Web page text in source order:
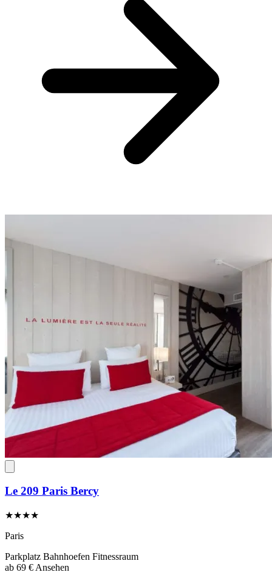
Le 209 Paris Bercy
★★★★
Paris
Parkplatz Bahnhoefen Fitnessraum
ab 69 € Ansehen